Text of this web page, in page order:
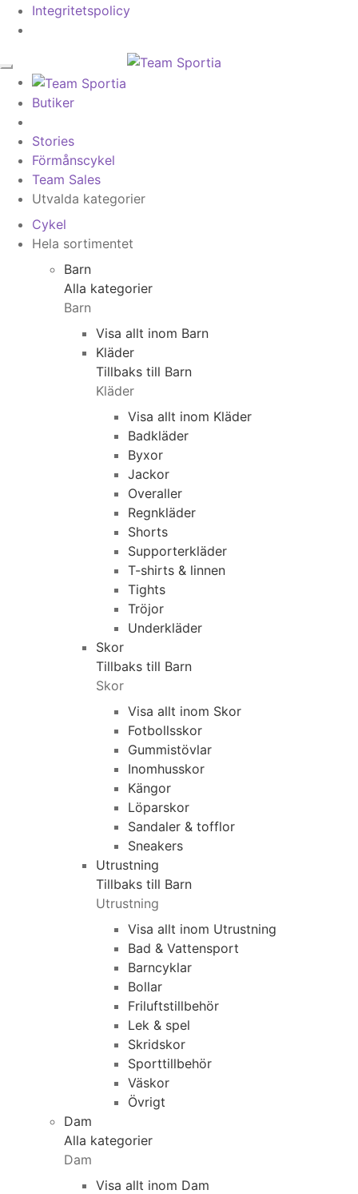
Integritetspolicy
Butiker
Stories
Förmånscykel
Team Sales
Utvalda kategorier
Cykel
Hela sortimentet
Barn
Alla kategorier
Barn
Visa allt inom Barn
Kläder
Tillbaks till Barn
Kläder
Visa allt inom Kläder
Badkläder
Byxor
Jackor
Overaller
Regnkläder
Shorts
Supporterkläder
T-shirts & linnen
Tights
Tröjor
Underkläder
Skor
Tillbaks till Barn
Skor
Visa allt inom Skor
Fotbollsskor
Gummistövlar
Inomhusskor
Kängor
Löparskor
Sandaler & tofflor
Sneakers
Utrustning
Tillbaks till Barn
Utrustning
Visa allt inom Utrustning
Bad & Vattensport
Barncyklar
Bollar
Friluftstillbehör
Lek & spel
Skridskor
Sporttillbehör
Väskor
Övrigt
Dam
Alla kategorier
Dam
Visa allt inom Dam